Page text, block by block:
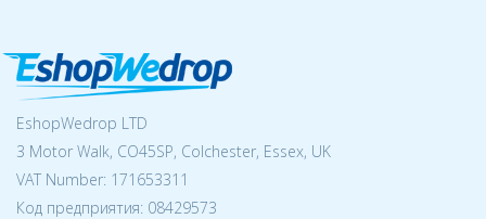
EshopWedrop LTD
3 Motor Walk, CO45SP, Colchester, Essex, UK
VAT Number: 171653311
Код предприятия: 08429573